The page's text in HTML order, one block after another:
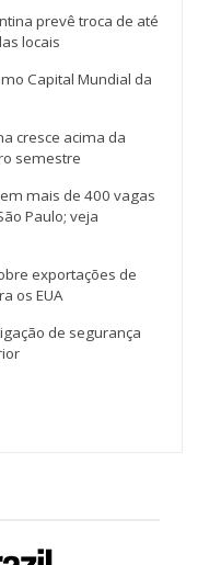
prevê troca de até
locais
Capital Mundial da
cresce acima da
semestre
mais de 400 vagas
Paulo; veja
exportações de
os EUA
de segurança